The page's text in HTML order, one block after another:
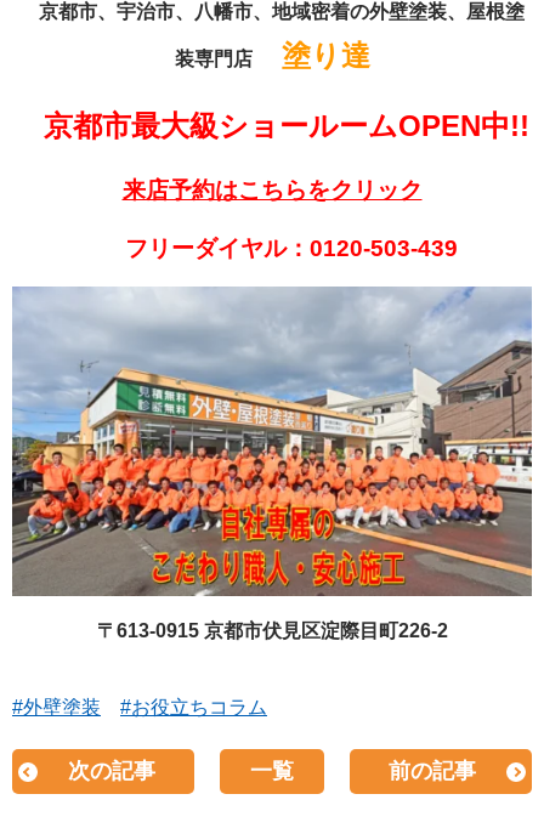
京都市、宇治市、八幡市、地域密着の外壁塗装、屋根塗
装専門店塗り達
京都市最大級ショールームOPEN中!!
来店予約はこちらをクリック
フリーダイヤル：0120-503-439
〒613-0915 京都市伏見区淀際目町226-2
#外壁塗装 #お役立ちコラム
次の記事 一覧 前の記事